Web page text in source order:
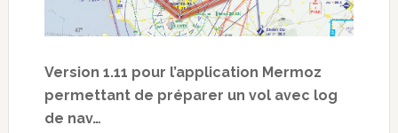
Version 1.11 pour l’application Mermoz
permettant de préparer un vol avec log
de nav…